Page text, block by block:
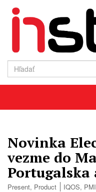
Novinka
vezme do
Portugalska
Present, Product IQOS, PMI